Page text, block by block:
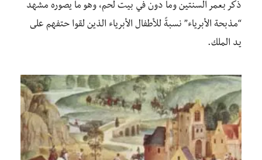
ذكر بعمر السنتين وما دون في بيت لحم، وهو ما يصوره مشهد
“مذبحة الأبرياء” نسبةً للأطفال الأبرياء الذين لقوا حتفهم على
يد الملك.